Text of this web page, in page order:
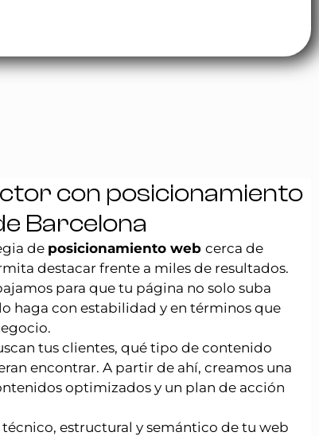
con posicionamiento
Barcelona
de posicionamiento web cerca de
destacar frente a miles de resultados.
para que tu página no solo suba
haga con estabilidad y en términos que
tus clientes, qué tipo de contenido
encontrar. A partir de ahí, creamos una
optimizados y un plan de acción
estructural y semántico de tu web